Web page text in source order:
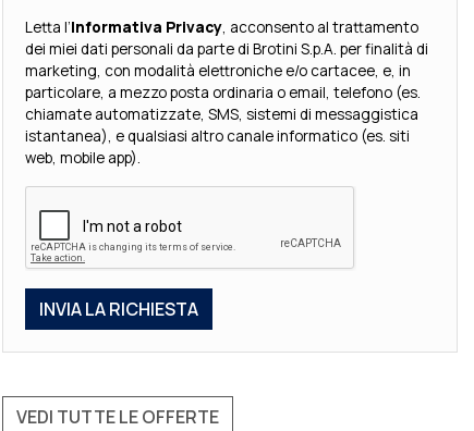
Letta l’Informativa Privacy, acconsento al trattamento
dei miei dati personali da parte di Brotini S.p.A. per finalità di
marketing, con modalità elettroniche e/o cartacee, e, in
particolare, a mezzo posta ordinaria o email, telefono (es.
chiamate automatizzate, SMS, sistemi di messaggistica
istantanea), e qualsiasi altro canale informatico (es. siti
web, mobile app).
VEDI TUTTE LE OFFERTE